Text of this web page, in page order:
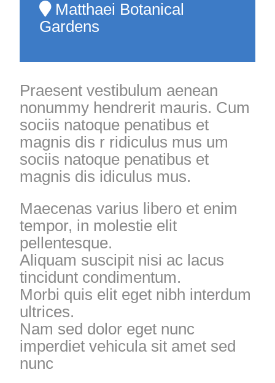
Matthaei Botanical
Gardens
Praesent vestibulum aenean
nonummy hendrerit mauris. Cum
sociis natoque penatibus et
magnis dis r ridiculus mus um
sociis natoque penatibus et
magnis dis idiculus mus.
Maecenas varius libero et enim
tempor, in molestie elit
pellentesque.
Aliquam suscipit nisi ac lacus
tincidunt condimentum.
Morbi quis elit eget nibh interdum
ultrices.
Nam sed dolor eget nunc
imperdiet vehicula sit amet sed
nunc